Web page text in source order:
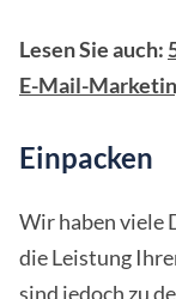
Lesen Sie auch:
E-Mail-
Einpacken
Wir haben viele
die Leistung
sind jedoch zu